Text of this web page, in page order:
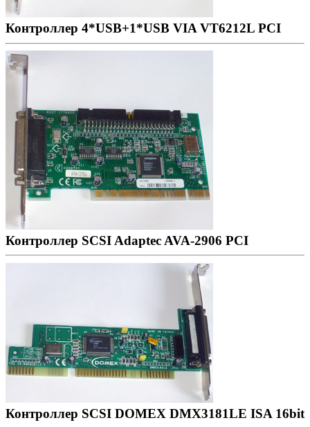
Контроллер 4*USB+1*USB VIA VT6212L PCI
Контроллер SCSI Adaptec AVA-2906 PCI
Контроллер SCSI DOMEX DMX3181LE ISA 16bit